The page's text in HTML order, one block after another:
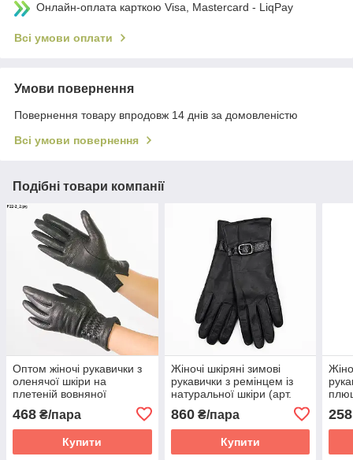
Онлайн-оплата карткою Visa, Mastercard - LiqPay
Всі умови оплати
Умови повернення
Повернення товару впродовж 14 днів за домовленістю
Всі умови повернення
Подібні товари компанії
Оптом жіночі рукавички з
оленячої шкіри на
плетеній вовняної
468 ₴/пара
Купити
Жіночі шкіряні зимові
рукавички з ремінцем із
натуральної шкіри (арт.
860₴/пара
Купити
258